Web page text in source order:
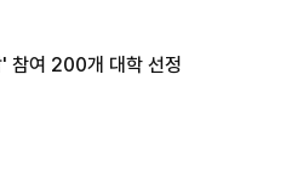
참여 200개 대학 선정